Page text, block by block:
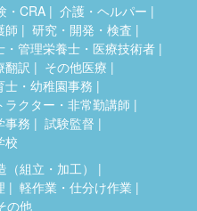
・CRA
介護・ヘルパー
師
研究・開発・検査
・管理栄養士・医療技術者
翻訳
その他医療
士・幼稚園事務
ラクター・非常勤講師
事務
試験監督
校
（組立・加工）
軽作業・仕分け作業
の他